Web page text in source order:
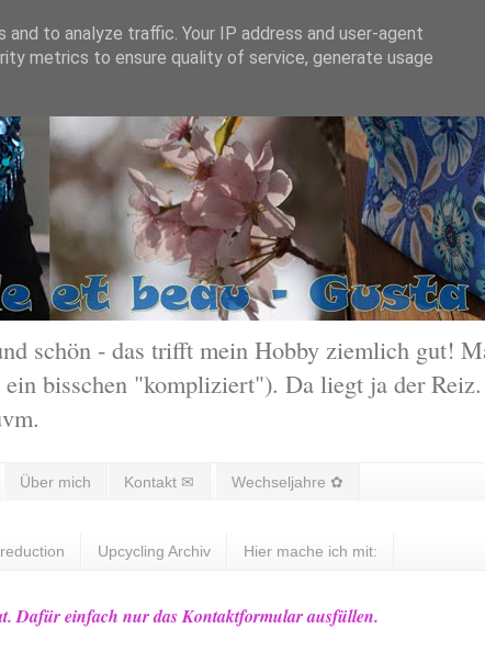
schön - das trifft mein Hobby ziemlich gut!
bisschen "kompliziert"). Da liegt ja der
Über mich Kontakt ✉ Wechseljahre ✿
Upcycling Archiv Hier mache ich mit:
Dafür einfach nur das Kontaktformular ausfüllen.
to analyze traffic. Your IP address and user-agent
metrics to ensure quality of service, generate usage